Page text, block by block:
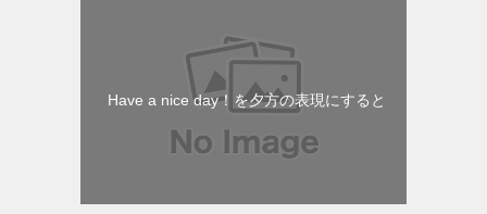
Have a nice day！を夕方の表現にすると